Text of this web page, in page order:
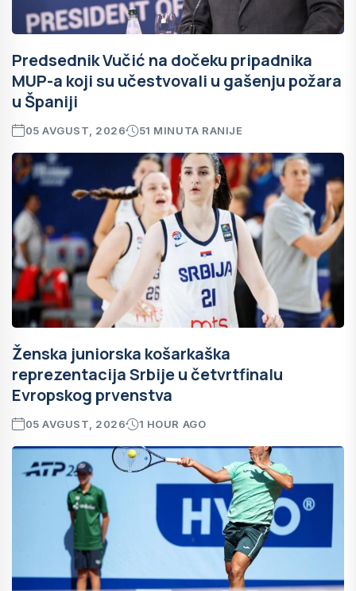
Predsednik Vučić na dočeku pripadnika
MUP-a koji su učestvovali u gašenju požara
u Španiji
05 AVGUST, 2026 51 MINUTA RANIJE
Ženska juniorska košarkaška
reprezentacija Srbije u četvrtfinalu
Evropskog prvenstva
05 AVGUST, 2026 1 HOUR AGO